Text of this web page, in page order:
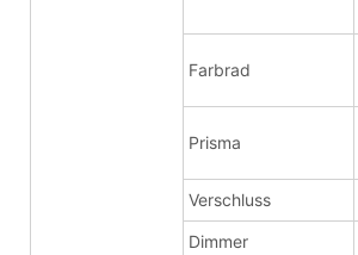
Farbrad
Prisma
Verschluss
Dimmer